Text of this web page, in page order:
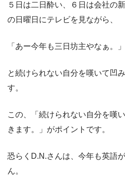
５日は二日酔い、６日は会社の
の日曜日にテレビを見ながら、
「あー今年も三日坊主やなぁ。」
と続けられない自分を嘆いて凹
す。
この、「続けられない自分を嘆
きます。」がポイントです。
恐らくD.N.さんは、今年も英語
ん。